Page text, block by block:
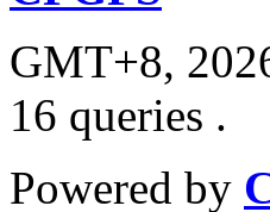
GMT+8,
16 queries .
Powered by